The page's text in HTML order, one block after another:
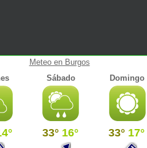
Meteo en Burgos